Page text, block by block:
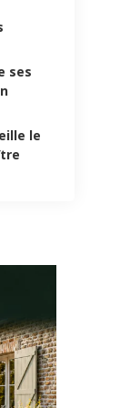
ses
le